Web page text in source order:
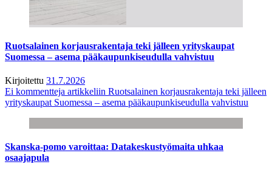
Ruotsalainen korjausrakentaja teki jälleen yrityskaupat
Suomessa – asema pääkaupunkiseudulla vahvistuu
Kirjoitettu 31.7.2026
Ei kommentteja artikkeliin Ruotsalainen korjausrakentaja teki jälleen
yrityskaupat Suomessa – asema pääkaupunkiseudulla vahvistuu
Skanska-pomo varoittaa: Datakeskustyömaita uhkaa
osaajapula